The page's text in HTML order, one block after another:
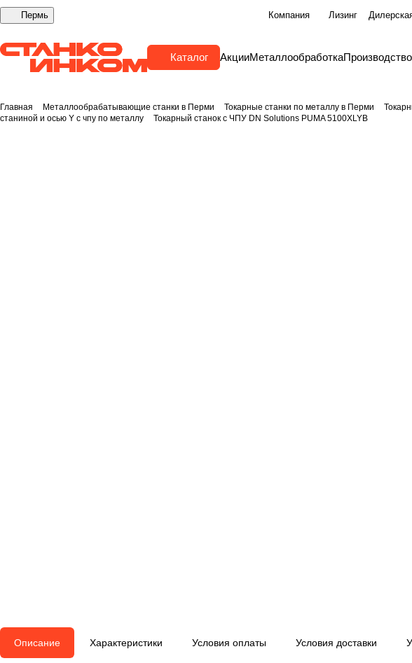
Пермь Компания Лизинг
Каталог АкцииМеталлообработка
Главная Металлообрабатывающие станки в Перми Токарные станки по металлу в Перми
станиной и осью Y с чпу по металлу
Токарный станок с ЧПУ DN Solutions PUMA 5100XLYB
Описание Характеристики Условия оплаты Условия доставки